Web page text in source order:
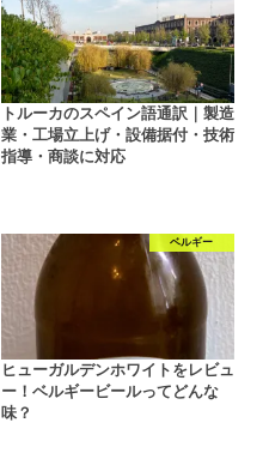
トルーカのスペイン語通訳｜製造
業・工場立上げ・設備据付・技術
指導・商談に対応
ベルギー
ヒューガルデンホワイトをレビュ
ー！ベルギービールってどんな
味？